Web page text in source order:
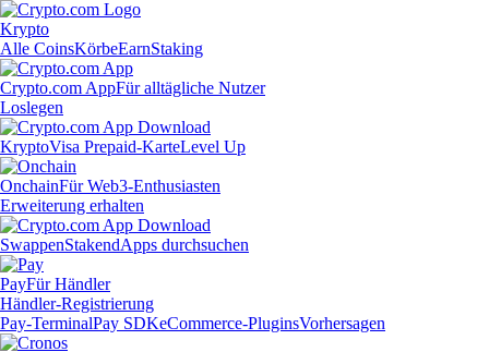
Krypto
Alle CoinsKörbeEarnStaking
Crypto.com AppFür alltägliche Nutzer
Loslegen
KryptoVisa Prepaid-KarteLevel Up
OnchainFür Web3-Enthusiasten
Erweiterung erhalten
SwappenStakendApps durchsuchen
PayFür Händler
Händler-Registrierung
Pay-TerminalPay SDKeCommerce-PluginsVorhersagen